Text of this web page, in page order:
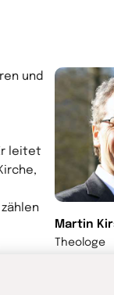
Martin
Theologe
und
leitet